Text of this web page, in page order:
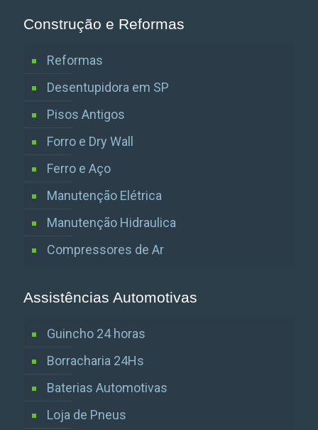
Construção e Reformas
Reformas
Desentupidora em SP
Pisos Antigos
Forro e Dry Wall
Ferro e Aço
Manutenção Elétrica
Manutenção Hidraulica
Compressores de Ar
Assistências Automotivas
Guincho 24 horas
Borracharia 24Hs
Baterias Automotivas
Loja de Pneus